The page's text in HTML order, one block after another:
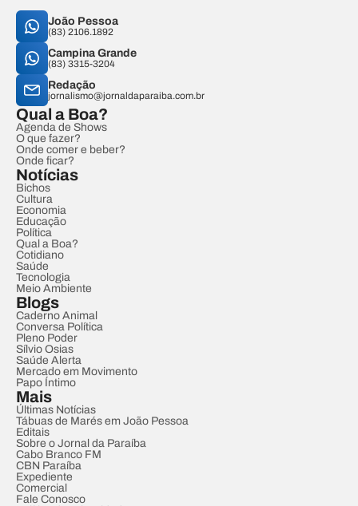
João Pessoa
(83) 2106.1892
Campina Grande
(83) 3315-3204
Redação
jornalismo@jornaldaparaiba.com.br
Qual a Boa?
Agenda de Shows
O que fazer?
Onde comer e beber?
Onde ficar?
Notícias
Bichos
Cultura
Economia
Educação
Política
Qual a Boa?
Cotidiano
Saúde
Tecnologia
Meio Ambiente
Blogs
Caderno Animal
Conversa Política
Pleno Poder
Sílvio Osias
Saúde Alerta
Mercado em Movimento
Papo Íntimo
Mais
Últimas Notícias
Tábuas de Marés em João Pessoa
Editais
Sobre o Jornal da Paraíba
Cabo Branco FM
CBN Paraíba
Expediente
Comercial
Fale Conosco